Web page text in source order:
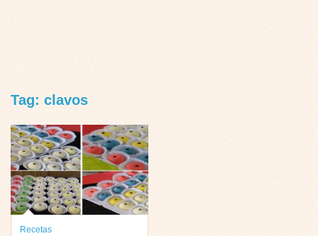
Tag: clavos
Recetas